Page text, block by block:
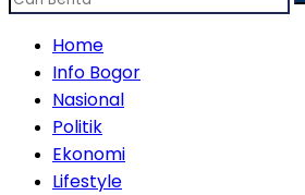
Home
Info Bogor
Nasional
Politik
Ekonomi
Lifestyle